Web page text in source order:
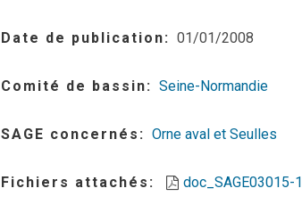
Date de publication 01/01/2008
Comité de bassin Seine-Normandie
SAGE concernés Orne aval et Seulles
Fichiers attachés